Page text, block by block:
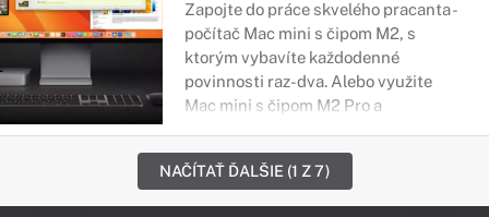
Zapojte do práce skvelého pracanta -
počítač Mac mini s čipom M2, s
ktorým vybavíte každodenné
povinnosti raz-dva. Alebo využite
Mac mini s čipom M2 Pro a
výkonu. Tieto počítače vás podporia
pri tvorbe prezentácií, kancelárskej
NAČÍTAŤ ĎALŠIE (1 Z 7)